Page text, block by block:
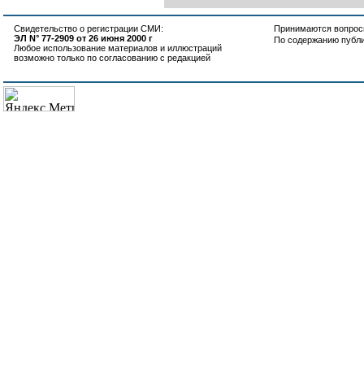
Свидетельство о регистрации СМИ:
ЭЛ N° 77-2909 от 26 июня 2000 г
Любое использование материалов и иллюстраций
возможно только по согласованию с редакцией
Принимаются
По содержанию